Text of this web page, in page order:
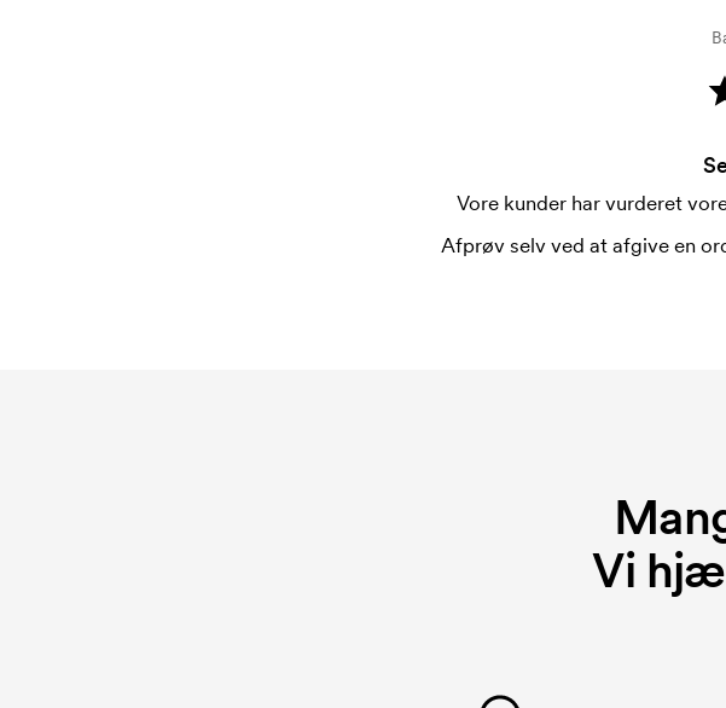
Vore kunder har vurderet
Afprøv selv ved at afgive en
Vi